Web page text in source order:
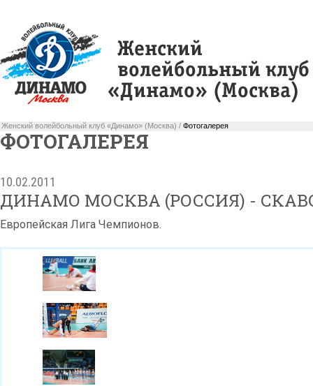
Женский волейбольный клуб «Динамо» (Москва) / Фотогалерея
ФОТОГАЛЕРЕЯ
10.02.2011
ДИНАМО МОСКВА (РОССИЯ) -
Европейская Лига Чемпионов.